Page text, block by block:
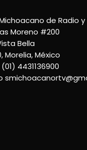
de Radio y
Moreno #200
Bella
Morelia, México
4431136900